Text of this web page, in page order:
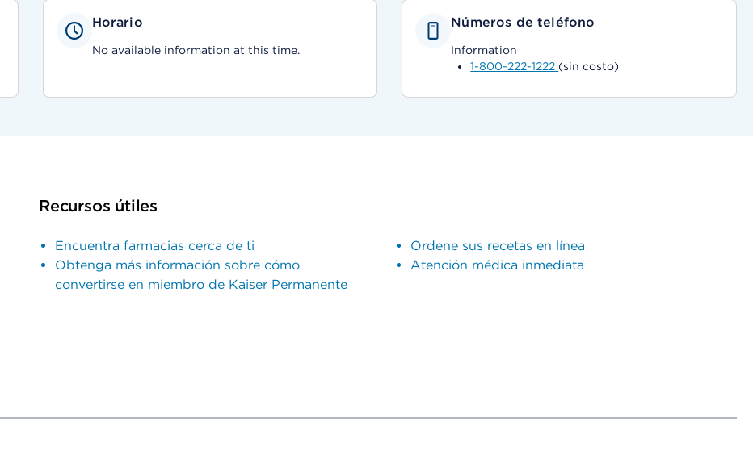
Horario
No available information at this time.
Números de teléfono
Information
1-800-222-1222 (sin costo)
Recursos útiles
Encuentra farmacias cerca de ti
Obtenga más información sobre cómo
convertirse en miembro de Kaiser Permanente
Ordene sus recetas en línea
Atención médica inmediata